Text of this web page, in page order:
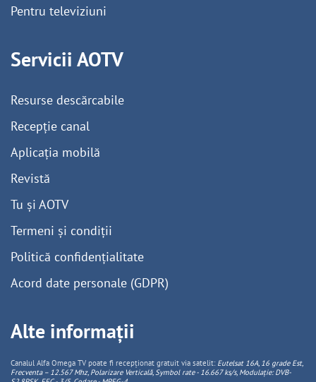
Pentru televiziuni
Servicii AOTV
Resurse descărcabile
Recepție canal
Aplicația mobilă
Revistă
Tu și AOTV
Termeni și condiții
Politică confidențialitate
Acord date personale (GDPR)
Alte informații
Canalul Alfa Omega TV poate fi recepționat gratuit via satelit: Eutelsat 16A, 16 grade Est,
Frecventa – 12.567 Mhz, PolarizareVerticală, Symbol rate - 16.667 ks/s, Modulație: DVB-